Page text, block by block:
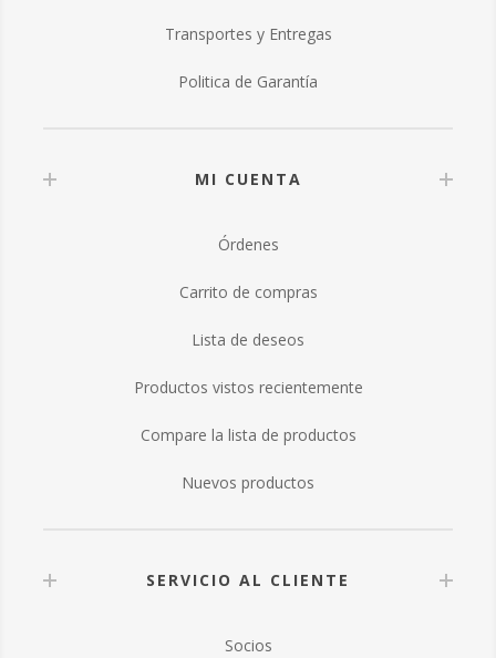
Transportes y Entregas
Politica de Garantía
MI CUENTA
Órdenes
Carrito de compras
Lista de deseos
Productos vistos recientemente
Compare la lista de productos
Nuevos productos
SERVICIO AL CLIENTE
Socios